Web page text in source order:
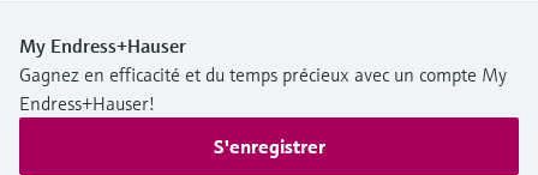
My Endress+Hauser
Gagnez en efficacité et du temps précieux avec un compte My
Endress+Hauser!
S'enregistrer